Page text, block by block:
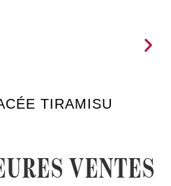
TIRAMISU
VENTES